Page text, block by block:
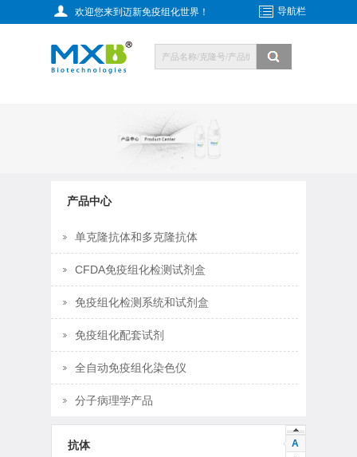
欢迎您来到迈新免疫组化世界！ 导航栏
产品中心
单克隆抗体和多克隆抗体
CFDA免疫组化检测试剂盒
免疫组化检测系统和试剂盒
免疫组化配套试剂
全自动免疫组化染色仪
分子病理学产品
抗体
A